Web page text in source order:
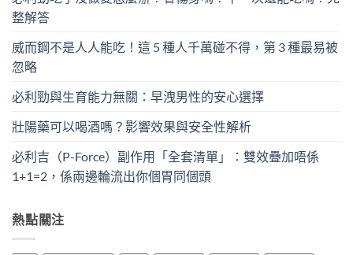
整解答
威而鋼不是人人能吃！這 5 種人千萬碰不得，第 3 種最易被
忽略
必利勁與生育能力無關：早洩男性的安心選擇
壯陽藥可以喝酒嗎？影響效果與安全性解析
必利吉（P-Force）副作用「全套清單」：雙效疊加唔係
1+1=2，係兩邊輪流出你個胃同個頭
熱點關注